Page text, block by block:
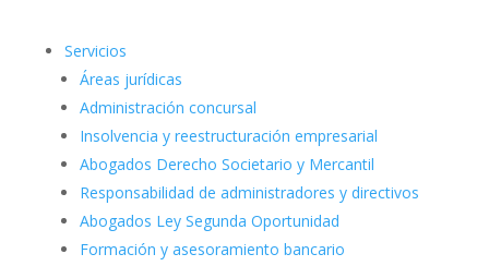
Servicios
Áreas jurídicas
Administración concursal
Insolvencia y reestructuración empresarial
Abogados Derecho Societario y Mercantil
Responsabilidad de administradores y directivos
Abogados Ley Segunda Oportunidad
Formación y asesoramiento bancario